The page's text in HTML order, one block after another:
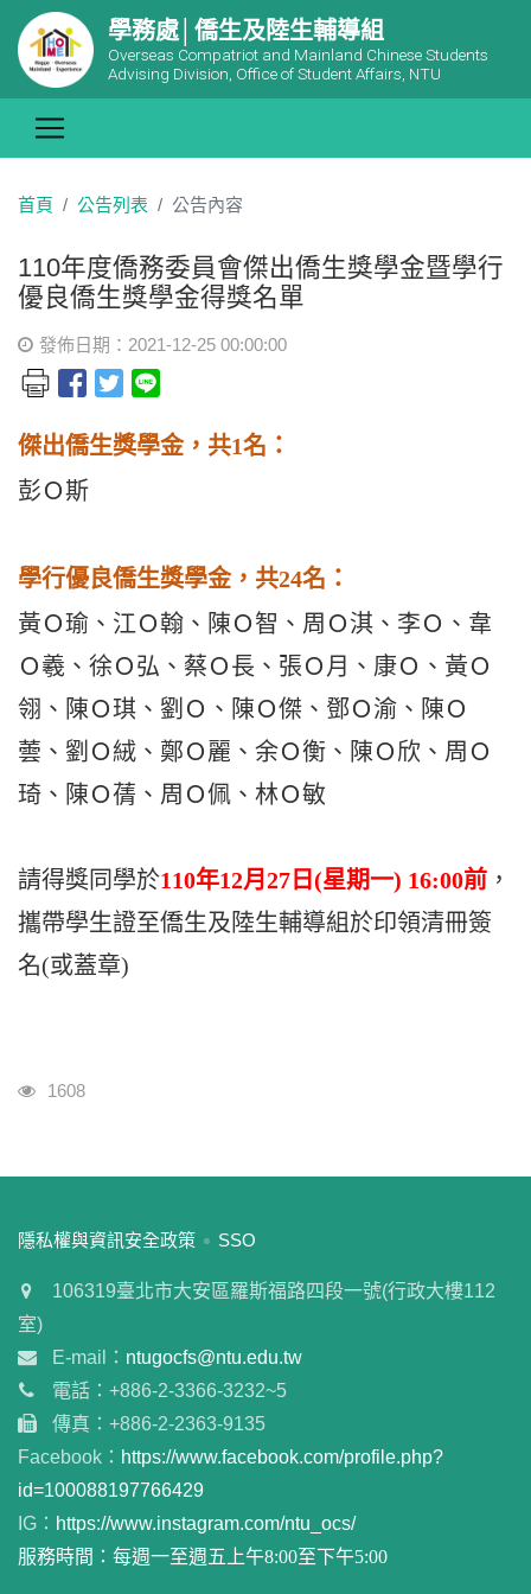
學務處│僑生及陸生輔導組
Overseas Compatriot and Mainland Chinese Students
Advising Division, Office of Student Affairs, NTU
首頁 公告列表 公告內容
110年度僑務委員會傑出僑生獎學金暨學行
優良僑生獎學金得獎名單
發佈日期：2021-12-25 00:00:00
傑出僑生獎學金，共1名：
彭Ｏ斯
學行優良僑生獎學金，共24名：
黃Ｏ瑜、江Ｏ翰、陳Ｏ智、周Ｏ淇、李Ｏ、韋
Ｏ羲、徐Ｏ弘、蔡Ｏ長、張Ｏ月、康Ｏ、黃Ｏ
翎、陳Ｏ琪、劉Ｏ、陳Ｏ傑、鄧Ｏ渝、陳Ｏ
蕓、劉Ｏ絨、鄭Ｏ麗、余Ｏ衡、陳Ｏ欣、周Ｏ
琦、陳Ｏ蒨、周Ｏ佩、林Ｏ敏
請得獎同學於110年12月27日(星期一) 16:00前 ，
攜帶學生證至僑生及陸生輔導組於印領清冊簽
名(或蓋章)
瀏覽人次
1608
:::
隱私權與資訊安全政策 SSO
106319臺北市大安區羅斯福路四段一號(行政大樓112
室)
E-mail： ntugocfs@ntu.edu.tw
電話：+886-2-3366-3232~5
傳真：+886-2-2363-9135
Facebook： https://www.facebook.com/profile.php?
id=100088197766429
IG： https://www.instagram.com/ntu_ocs/
服務時間：每週一至週五上午8:00至下午5:00